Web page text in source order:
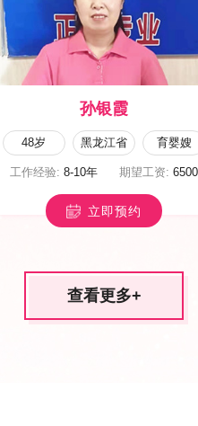
唐晓丽
42岁 甘肃省 育儿嫂
工作经验:5-8年 期望工资: 6500
立即预约
查看更多+